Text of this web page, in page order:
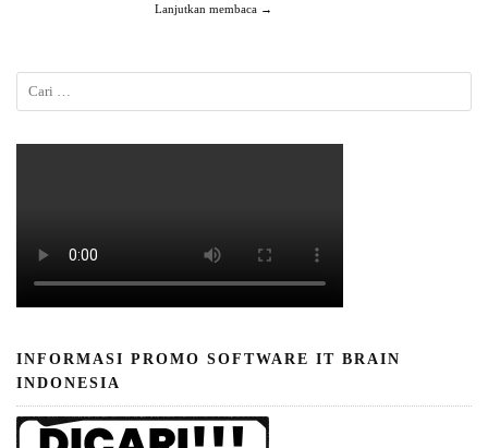
Lanjutkan membaca →
INFORMASI PROMO SOFTWARE IT BRAIN
INDONESIA